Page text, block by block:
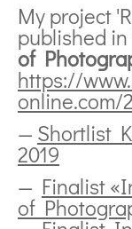
My project
published in
of
https://
online.com/
— Shortlist K
2019
— Finalist
of